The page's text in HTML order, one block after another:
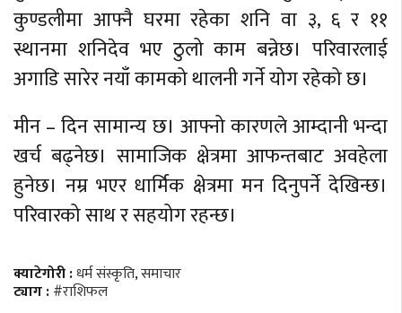
कुण्डलीमा आफ्नै घरमा रहेका शनि वा ३, ६ र ११
स्थानमा शनिदेव भए ठुलो काम बन्नेछ। परिवारलाई
अगाडि सारेर नयाँ कामको थालनी गर्ने योग रहेको छ।
मीन – दिन सामान्य छ। आफ्नो कारणले आम्दानी भन्दा
खर्च बढ्नेछ। सामाजिक क्षेत्रमा आफन्तबाट अवहेला
हुनेछ। नम्र भएर धार्मिक क्षेत्रमा मन दिनुपर्ने देखिन्छ।
परिवारको साथ र सहयोग रहन्छ।
क्याटेगोरी :धर्म संस्कृति,समाचार
ट्याग :#राशिफल